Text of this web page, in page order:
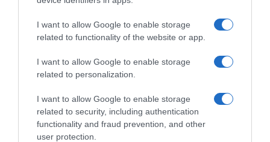
I want to allow Google to enable storage
related to functionality of the website or app.
I want to allow Google to enable storage
related to personalization.
I want to allow Google to enable storage
related to security, including authentication
functionality and fraud prevention, and other
user protection.
ΟΙΚΟΝΟΜΙΑ
Ο «χάρτης» των πληρωμών από τον e-ΕΦΚΑ
και τη ΔΥΠΑ έως τις 5 Δεκεμβρίου
Συνολικά 81.760.000,00 ευρώ θα καταβληθούν σε
94.230 δικαιούχους